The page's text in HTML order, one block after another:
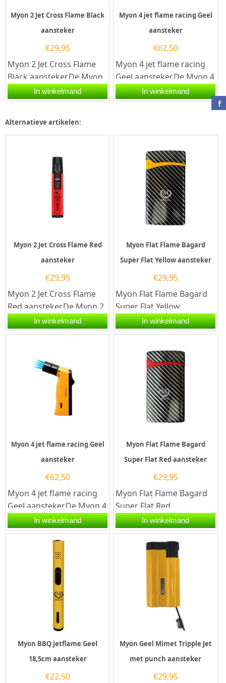
Myon 2 Jet Cross Flame Black
aansteker
€29,95
Myon 2 Jet Cross Flame
Black aansteker.De Myon
2 Jet Cross Flame Black
aansteker is zwart...
In winkelmand
Myon 4 jet flame racing Geel
aansteker
€62,50
Myon 4 jet flame racing
Geel aansteker.De Myon 4
jet flame racing Geel
aansteker is geel
In winkelmand
Alternatieve artikelen:
Myon 2 Jet Cross Flame Red
aansteker
€29,95
Myon 2 Jet Cross Flame
Red aansteker.De Myon 2
Jet Cross Flame Red
aansteker is rood
In winkelmand
Myon Flat Flame Bagard
Super Flat Yellow aansteker
€29,95
Myon Flat Flame Bagard
Super Flat Yellow
aansteker. De Myon Flat
Flame Bagard Super Flat...
In winkelmand
Myon 4 jet flame racing Geel
aansteker
€62,50
Myon 4 jet flame racing
Geel aansteker.De Myon 4
jet flame racing Geel
aansteker is geel
afgewerkt....
In winkelmand
Myon Flat Flame Bagard
Super Flat Red aansteker
€29,95
Myon Flat Flame Bagard
Super Flat Red
aansteker.De Myon Flat
Flame Bagard Super Flat
Red aansteker...
In winkelmand
Myon BBQ jetflame Geel
18,5cm aansteker
€22,50
Myon Geel Mimet Tripple Jet
met punch aansteker
€29,95